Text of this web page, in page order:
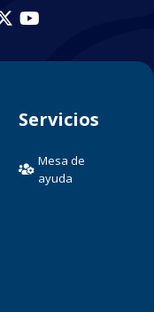
Servicios
Mesa de
ayuda